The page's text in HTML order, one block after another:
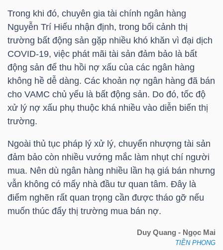
Trong khi đó, chuyên gia tài chính ngân hàng
Nguyễn Trí Hiếu nhận định, trong bối cảnh thị
trường bất động sản gặp nhiều khó khăn vì đại dịch
COVID-19, việc phát mãi tài sản đảm bảo là bất
động sản để thu hồi nợ xấu của các ngân hàng
không hề dễ dàng. Các khoản nợ ngân hàng đã bán
cho VAMC chủ yếu là bất động sản. Do đó, tốc độ
xử lý nợ xấu phụ thuộc khá nhiều vào diễn biến thị
trường.
Ngoài thủ tục pháp lý xử lý, chuyển nhượng tài sản
đảm bảo còn nhiều vướng mắc làm nhụt chí người
mua. Nên dù ngân hàng nhiều lần hạ giá bán nhưng
vẫn không có mấy nhà đầu tư quan tâm. Đây là
điểm nghẽn rất quan trọng cần được tháo gỡ nếu
muốn thúc đẩy thị trường mua bán nợ.
Duy Quang - Ngọc Mai
TIỀN PHONG
KHỎE
TÀI
CHÍNH
CÔNG
NGHỆ
THÔNG
TIN